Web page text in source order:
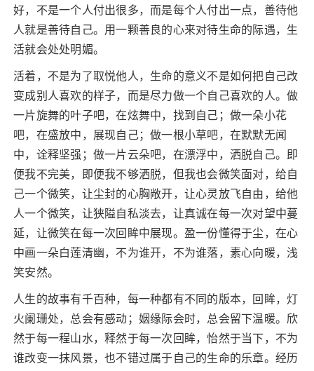
好，不是一个人付出很多，而是每个人付出一点，善待他
人就是善待自己。用一颗善良的心来对待生命的际遇，生
活就会处处明媚。
活着，不是为了取悦他人，生命的意义不是如何把自己改
变成别人喜欢的样子，而是尽力做一个自己喜欢的人。做
一片旋舞的叶子吧，在炫舞中，找到自己；做一朵小花
吧，在盛放中，展现自己；做一根小草吧，在默默无闻
中，诠释坚强；做一片云朵吧，在漂浮中，洒脱自己。即
便我不完美，即便我不够洒脱，但我也会微笑面对，给自
己一个微笑，让尘封的心胸敞开，让心灵放飞自由，给他
人一个微笑，让狭隘自私淡去，让真诚在每一次对望中蔓
延，让微笑在每一次回眸中展现。盈一份懂得于尘，在心
中画一朵白莲清幽，不为谁开，不为谁落，素心向暖，浅
笑安然。
人生的故事有千百种，每一种都有不同的版本，回眸，灯
火阑珊处，总会有感动；姻缘际会时，总会留下温暖。欣
然于每一程山水，释然于每一次回眸，怡然于当下，不为
谁改变一抹风景，也不错过属于自己的生命的乐章。经历